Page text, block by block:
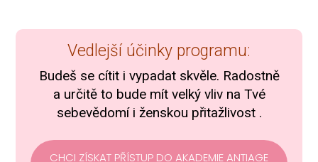
Vedlejší účinky programu:
Budeš se cítit i vypadat skvěle. Radostně
a určitě to bude mít velký vliv na Tvé
sebevědomí i ženskou přitažlivost .
CHCI ZÍSKAT PŘÍSTUP DO AKADEMIE ANTIAGE